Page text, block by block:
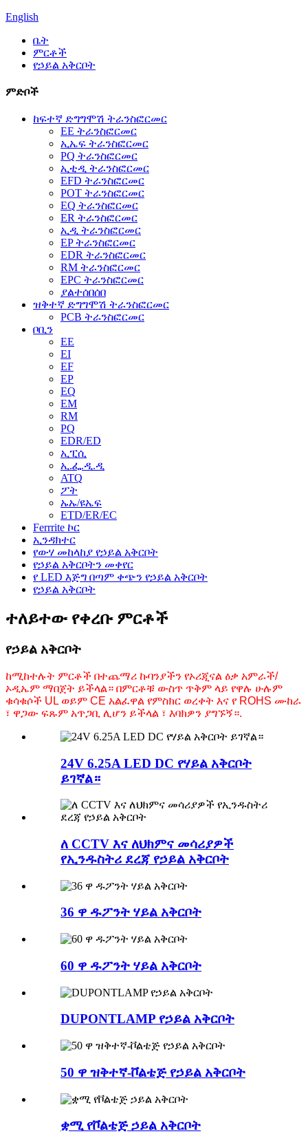
English
ቤት
ምርቶች
የኃይል አቅርቦት
ምድቦች
ከፍተኛ ድግግሞሽ ትራንስፎርመር
EE ትራንስፎርመር
ኢኤፍ ትራንስፎርመር
PQ ትራንስፎርመር
ኢቲዲ ትራንስፎርመር
EFD ትራንስፎርመር
POT ትራንስፎርመር
EQ ትራንስፎርመር
ER ትራንስፎርመር
ኢዲ ትራንስፎርመር
EP ትራንስፎርመር
EDR ትራንስፎርመር
RM ትራንስፎርመር
EPC ትራንስፎርመር
ያልተሰበሰበ
ዝቅተኛ ድግግሞሽ ትራንስፎርመር
PCB ትራንስፎርመር
ቦቢን
EE
EI
EF
EP
EQ
EM
RM
PQ
EDR/ED
ኢፒሲ
ኢ.ፌ.ዲ.ዲ
ATQ
ፖት
ኡኡ/ዩኤፍ
ETD/ER/EC
Ferrrite ኮር
ኢንዳክተር
የውሃ መከላከያ የኃይል አቅርቦት
የኃይል አቅርቦትን መቀየር
የ LED እጅግ በጣም ቀጭን የኃይል አቅርቦት
የኃይል አቅርቦት
ተለይተው የቀረቡ ምርቶች
የኃይል አቅርቦት
ከሚከተሉት ምርቶች በተጨማሪ ኩባንያችን የኦሪጂናል ዕቃ አምራች/
ኦዲኤም ማበጀት ይችላል። በምርቶቹ ውስጥ ጥቅም ላይ የዋሉ ሁሉም
ቁሳቁሶች UL ወይም CE አልፈዋል የምስክር ወረቀት እና የ ROHS ሙከራ
፣ ዋጋው ፍጹም አጥጋቢ ሊሆን ይችላል ፣ እባክዎን ያግኙኝ።.
24V 6.25A LED DC የሃይል አቅርቦት
ይገኛል።
ለ CCTV እና ለህክምና መሳሪያዎች
የኢንዱስትሪ ደረጃ የኃይል አቅርቦት
36 ዋ ዱፖንት ሃይል አቅርቦት
60 ዋ ዱፖንት ሃይል አቅርቦት
DUPONTLAMP የኃይል አቅርቦት
50 ዋ ዝቅተኛ-ቮልቴጅ የኃይል አቅርቦት
ቋሚ የቮልቴጅ ኃይል አቅርቦት